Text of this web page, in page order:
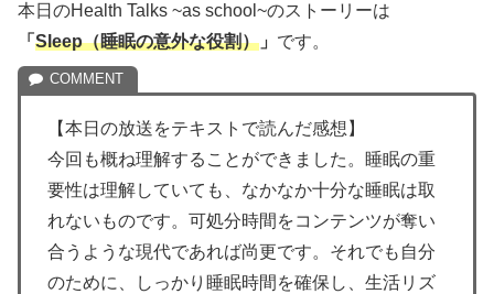
本日のHealth Talks ~as school~のストーリーは
「 Sleep（睡眠の意外な役割） 」 です。
【本日の放送をテキストで読んだ感想】
今回も概ね理解することができました。睡眠の重
要性は理解していても、なかなか十分な睡眠は取
れないものです。可処分時間をコンテンツが奪い
合うような現代であれば尚更です。それでも自分
のために、しっかり睡眠時間を確保し、生活リズ